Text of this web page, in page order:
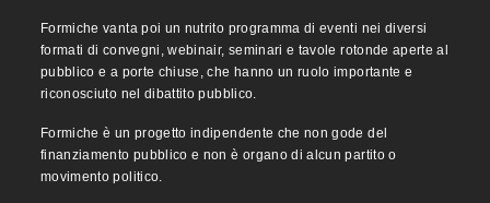
Formiche vanta poi un nutrito programma di eventi nei diversi
formati di convegni, webinair, seminari e tavole rotonde aperte al
pubblico e a porte chiuse, che hanno un ruolo importante e
riconosciuto nel dibattito pubblico.
Formiche è un progetto indipendente che non gode del
finanziamento pubblico e non è organo di alcun partito o
movimento politico.